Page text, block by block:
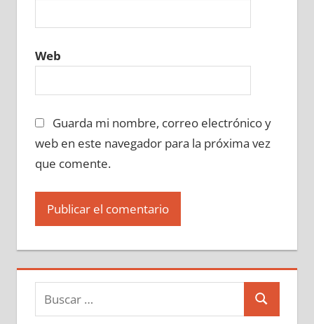
Web
Guarda mi nombre, correo electrónico y
web en este navegador para la próxima vez
que comente.
Buscar